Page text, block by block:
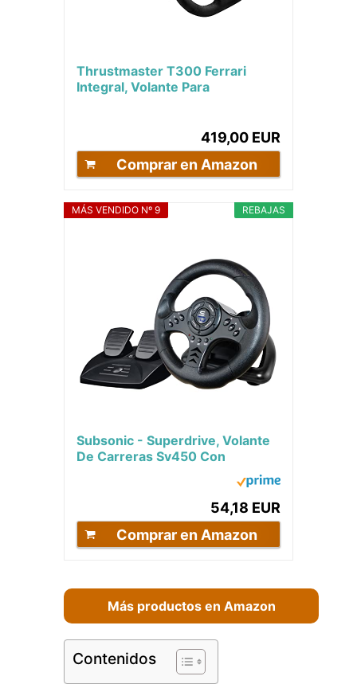
Thrustmaster T300 Ferrari
Integral, Volante Para
419,00 EUR
Comprar en Amazon
REBAJAS
MÁS VENDIDO Nº 9
Subsonic - Superdrive, Volante
De Carreras Sv450 Con
Pedales, Cambio Y Vibración,
54,18 EUR
Comprar en Amazon
Más productos en Amazon
Contenidos